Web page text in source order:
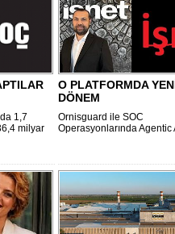
1,7
milyar
O PLATFORMDA
DÖNEM
Ornisguard ile SOC
Operasyonlarında Agentic